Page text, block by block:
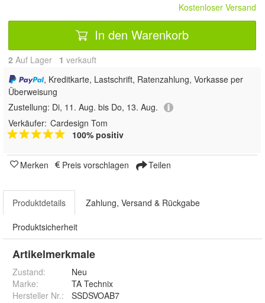
Kostenloser Versand
In den Warenkorb
2 Auf Lager 1 verkauft
, Kreditkarte, Lastschrift, Ratenzahlung, Vorkasse per
Überweisung
Zustellung: Di, 11. Aug. bis Do, 13. Aug.
Verkäufer: Cardesign Tom
100% positiv
Merken Preis vorschlagen Teilen
Produktdetails Zahlung, Versand & Rückgabe
Produktsicherheit
Artikelmerkmale
Zustand:
Neu
Marke:
TA Technix
Hersteller Nr.:
SSDSVOAB7